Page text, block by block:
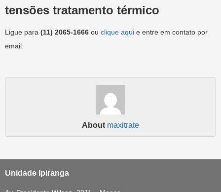
tensões tratamento térmico
Ligue para (11) 2065-1666 ou clique aqui e entre em contato por
email.
About maxitrate
Unidade Ipiranga